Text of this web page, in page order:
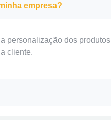
empresa?
personalização dos produtos
cliente.